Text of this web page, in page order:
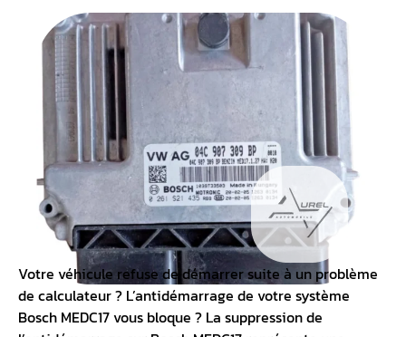
Votre véhicule refuse de démarrersuite à un problème
de calculateur ? L’antidémarrage de votre système
Bosch MEDC17 vous bloque ? La suppression de